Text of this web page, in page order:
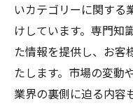
いカテゴリーに関する
けしています。専門知
た情報を提供し、お客
たします。市場の変動
業界の裏側に迫る内容